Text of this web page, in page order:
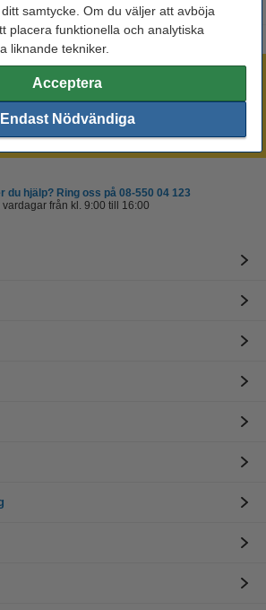
samtycke. Om du väljer att avböja
placera funktionella och analytiska
liknande tekniker.
Acceptera
Endast Nödvändiga
så skickar vi idag!
du hjälp? Ring oss på 08-550 04 123
vardagar från kl. 9:00 till 16:00